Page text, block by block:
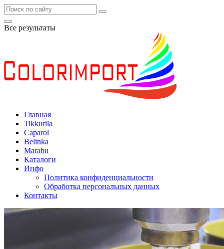
Все результаты
Главная
Tikkurila
Caparol
Belinka
Marabu
Каталоги
Инфо
Политика конфиденциальности
Обработка персональных данных
Контакты